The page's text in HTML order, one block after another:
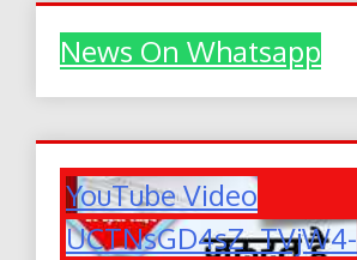
News On Whatsapp
YouTube Video
UCTNsGD4sZ_TVjW4-